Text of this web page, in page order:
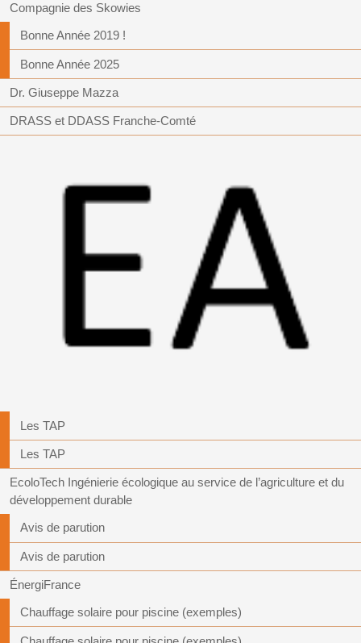
Compagnie des Skowies
Bonne Année 2019 !
Bonne Année 2025
Dr. Giuseppe Mazza
DRASS et DDASS Franche-Comté
Les TAP
Les TAP
EcoloTech Ingénierie écologique au service de l’agriculture et du
développement durable
Avis de parution
Avis de parution
ÉnergiFrance
Chauffage solaire pour piscine (exemples)